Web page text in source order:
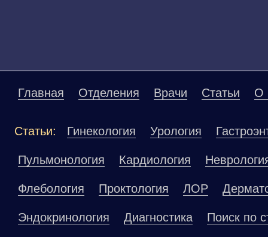
Главная Отделения Врачи Статьи О
Статьи: Гинекология Урология
Пульмонология Кардиология
Флебология Проктология ЛОР
Эндокринология Диагностика Поиск по